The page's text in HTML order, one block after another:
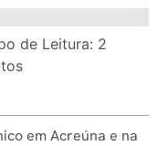
de Leitura: 2
em Acreúna e na